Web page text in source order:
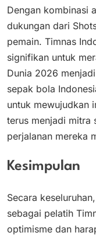
Dengan kombinasi
dukungan dari
pemain. Timnas
signifikan untuk
Dunia 2026
sepak bola
untuk mewujudkan
terus menjadi mitra
perjalanan mereka
Kesimpulan
Secara
sebagai pelatih
optimisme dan